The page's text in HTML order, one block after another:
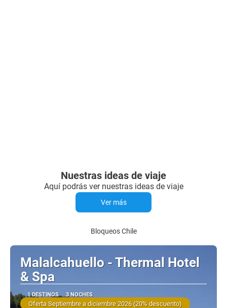
Nuestras ideas de viaje
Aquí podrás ver nuestras ideas de viaje
Ver más
Bloqueos Chile
Malalcahuello - Thermal Hotel
& Spa
1 DESTINOS 3 NOCHES
Oferta Septiembre a diciembre 2026 (20% descuento)